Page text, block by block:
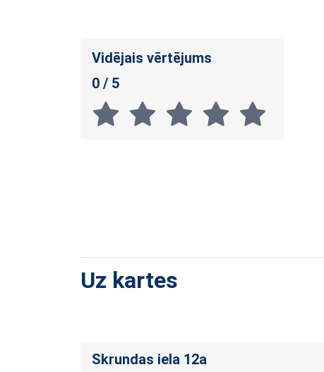
Vidējais vērtējums
0 / 5
Uz kartes
Skrundas iela 12a